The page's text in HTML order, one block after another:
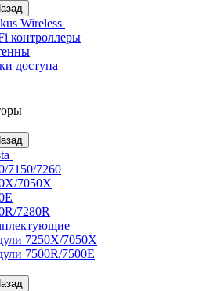
Wireless
контроллеры
доступа
7150/7260
7050X
7280R
7250X/7050X
7500R/7500E